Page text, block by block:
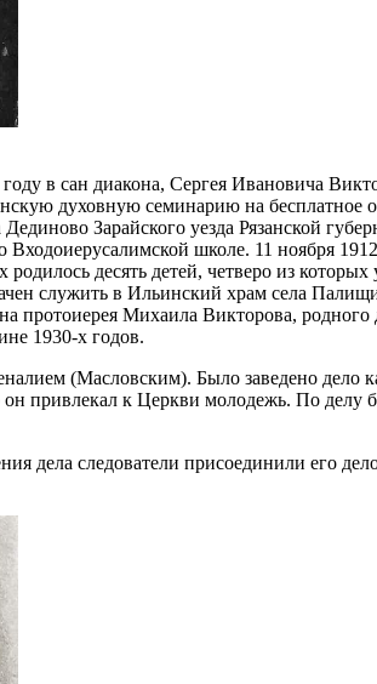
в сан диакона, Сергея Ивановича
духовную семинарию на бесплатное
Зарайского уезда Рязанской
школе. 11 ноября
десять детей, четверо из которых
служить в Ильинский храм села
протоиерея Михаила Викторова,
1930-х годов.
(Масловским). Было заведено дело
привлекал к Церкви молодежь. По делу
дела следователи присоединили его